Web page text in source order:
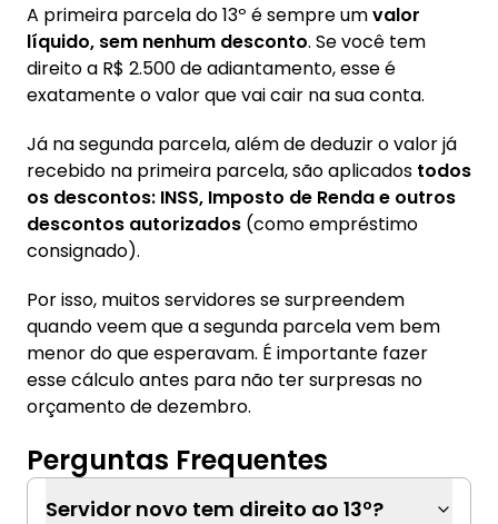
A primeira parcela do 13º é sempre umvalor
líquido, sem nenhum desconto. Se você tem
direito a R$ 2.500 de adiantamento, esse é
exatamente o valor que vai cair na sua conta.
Já na segunda parcela, além de deduzir o valor já
recebido na primeira parcela, são aplicados todos
os descontos: INSS, Imposto de Renda e outros
descontos autorizados (como empréstimo
consignado).
Por isso, muitos servidores se surpreendem
quando veem que a segunda parcela vem bem
menor do que esperavam. É importante fazer
esse cálculo antes para não ter surpresas no
orçamento de dezembro.
Perguntas Frequentes
Servidor novo tem direito ao 13º?